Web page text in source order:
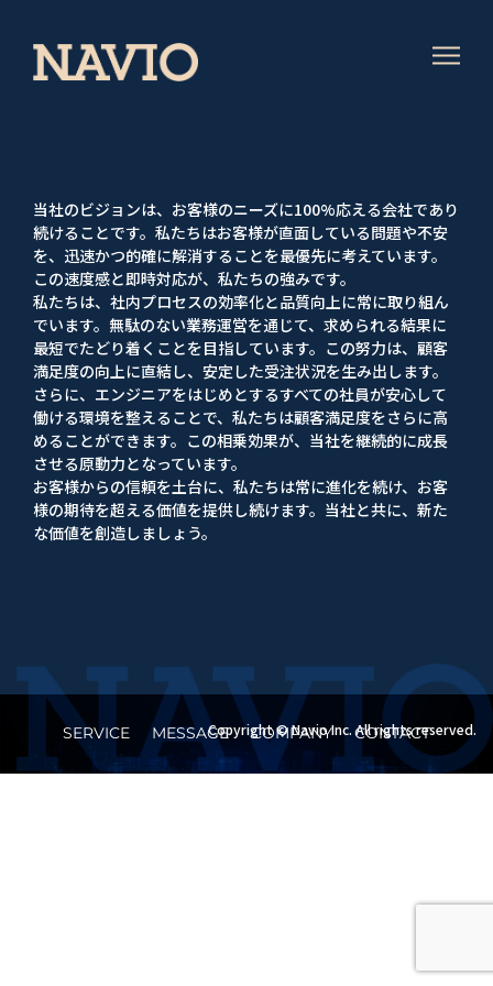
当社のビジョンは、お客様のニーズに100%応える会社であり
続けることです。私たちはお客様が直面している問題や不安
を、迅速かつ的確に解消することを最優先に考えています。
この速度感と即時対応が、私たちの強みです。
私たちは、社内プロセスの効率化と品質向上に常に取り組ん
でいます。無駄のない業務運営を通じて、求められる結果に
最短でたどり着くことを目指しています。この努力は、顧客
満足度の向上に直結し、安定した受注状況を生み出します。
さらに、エンジニアをはじめとするすべての社員が安心して
働ける環境を整えることで、私たちは顧客満足度をさらに高
めることができます。この相乗効果が、当社を継続的に成長
させる原動力となっています。
お客様からの信頼を土台に、私たちは常に進化を続け、お客
様の期待を超える価値を提供し続けます。当社と共に、新た
な価値を創造しましょう。
SERVICE MESSAGE COMPANY CONTACT
Copyright © Navio Inc. All rights reserved.